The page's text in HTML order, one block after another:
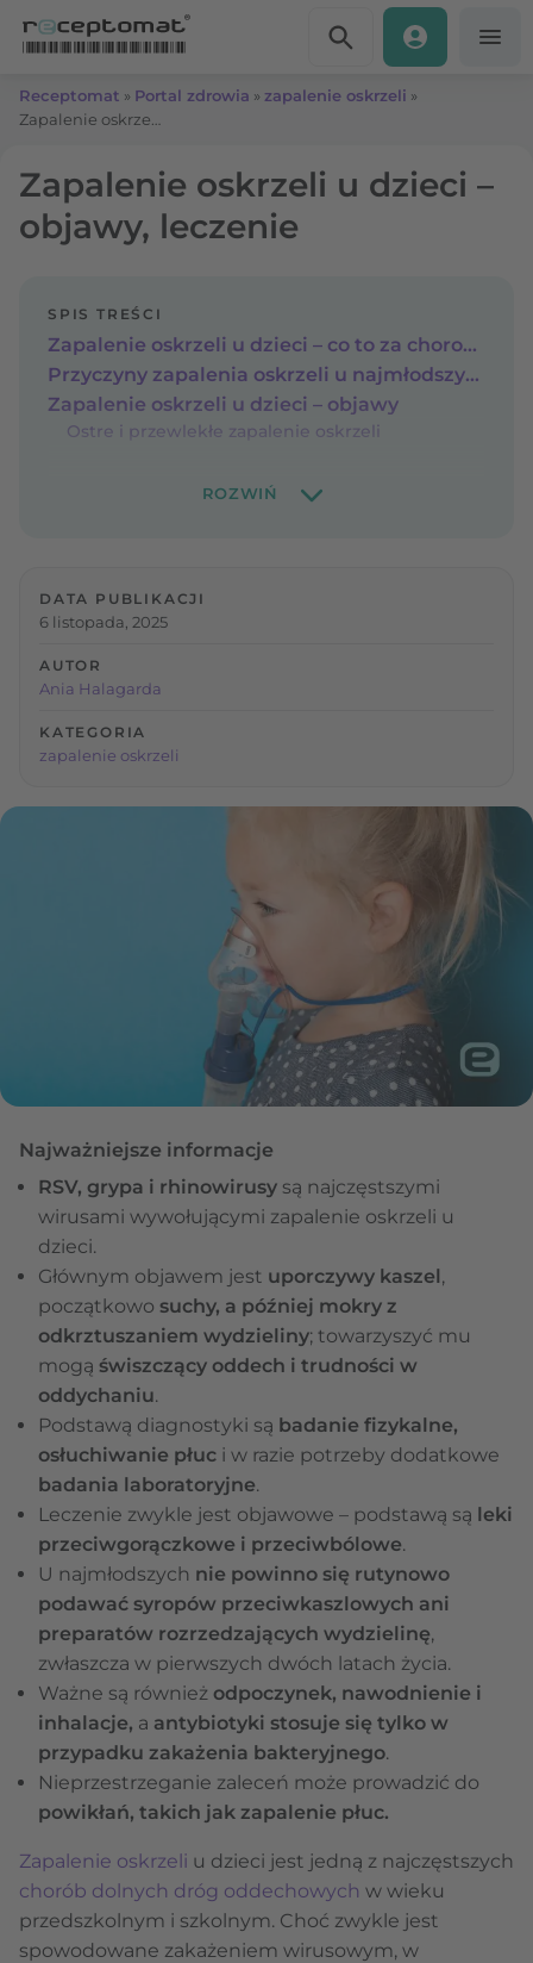
Receptomat » Portal zdrowia » zapalenie oskrzeli »
Zapalenie oskrzeli u dzieci –
objawy, leczenie
SPIS TREŚCI
Zapalenie oskrzeli u dzieci – co to za choroba?
Przyczyny zapalenia oskrzeli u najmłodszych
Zapalenie oskrzeli u dzieci – objawy
Ostre i przewlekłe zapalenie oskrzeli
DATA PUBLIKACJI
6 listopada, 2025
AUTOR
Ania Halagarda
KATEGORIA
zapalenie oskrzeli
Najważniejsze informacje
RSV, grypa i rhinowirusy są najczęstszymi
wirusami wywołującymi zapalenie oskrzeli u
dzieci.
Głównym objawem jest uporczywy kaszel,
początkowo suchy, a później mokry z
odkrztuszaniem wydzieliny; towarzyszyć mu
mogą świszczący oddech i trudności w
oddychaniu.
Podstawą diagnostyki są badanie fizykalne,
osłuchiwanie płuc i w razie potrzeby dodatkowe
badania laboratoryjne.
Leczenie zwykle jest objawowe – podstawą są leki
przeciwgorączkowe i przeciwbólowe.
U najmłodszych nie powinno się rutynowo
podawać syropów przeciwkaszlowych ani
preparatów rozrzedzających wydzielinę,
zwłaszcza w pierwszych dwóch latach życia.
Ważne są również odpoczynek, nawodnienie i
inhalacje, a antybiotyki stosuje się tylko w
przypadku zakażenia bakteryjnego.
Nieprzestrzeganie zaleceń może prowadzić do
powikłań, takich jak zapalenie płuc.
Zapalenie oskrzeli u dzieci jest jedną z najczęstszych
chorób dolnych dróg oddechowych w wieku
przedszkolnym i szkolnym. Choć zwykle jest
spowodowane zakażeniem wirusowym, w